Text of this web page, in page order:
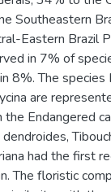
Southeastern
Eastern Brazil
in 7% of
8%. The species
are
the Endangered
had the first
The floristic